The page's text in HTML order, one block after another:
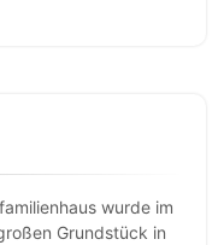
wurde im
Grundstück in